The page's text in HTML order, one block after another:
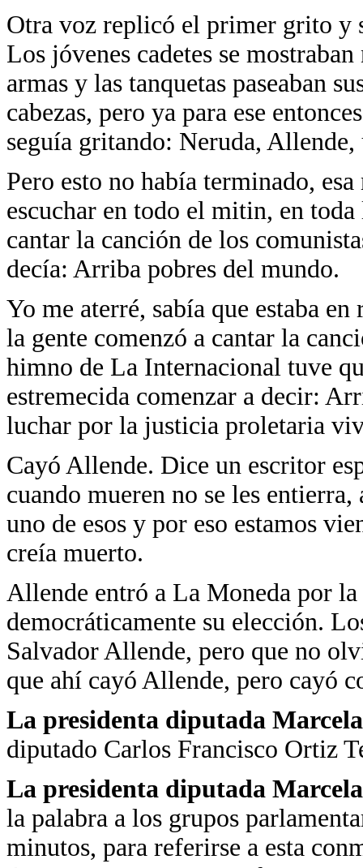
Otra voz replicó el primer grito
Los jóvenes cadetes se
armas y las tanquetas paseaban
cabezas, pero ya para ese
seguía gritando: Neruda,
Pero esto no había terminado,
escuchar en todo el mitin, en
cantar la canción de los
decía: Arriba pobres del mundo.
Yo me aterré, sabía que estaba
la gente comenzó a cantar la
himno de La Internacional tuve
estremecida comenzar a decir:
luchar por la justicia proletaria
Cayó Allende. Dice un escritor
cuando mueren no se les
uno de esos y por eso estamos
creía muerto.
Allende entró a La Moneda por
democráticamente su elección.
Salvador Allende, pero que no
que ahí cayó Allende, pero cayó
La presidenta diputada
diputado Carlos Francisco Ortiz
La presidenta diputada
la palabra a los grupos
minutos, para referirse a esta